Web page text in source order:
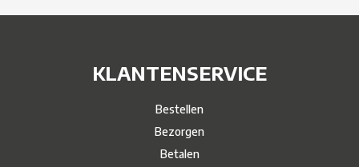
KLANTENSERVICE
Bestellen
Bezorgen
Betalen